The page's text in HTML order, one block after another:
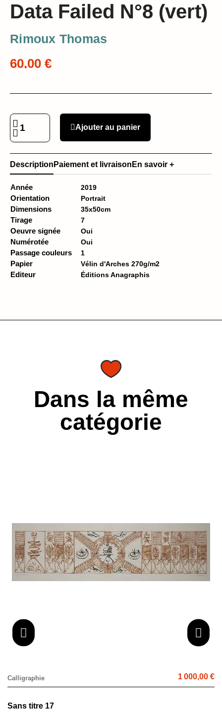
Data Failed N°8 (vert)
Rimoux Thomas
60,00 €
Ajouter au panier
Description Paiement et livraison En savoir +
Année 2019
Orientation Portrait
Dimensions 35x50cm
Tirage 7
Oeuvre signée Oui
Numérotée Oui
Passage couleurs 1
Papier Vélin d'Arches 270g/m2
Editeur Éditions Anagraphis
Dans la même
catégorie
Calligraphie 1 000,00 €
Sans titre 17